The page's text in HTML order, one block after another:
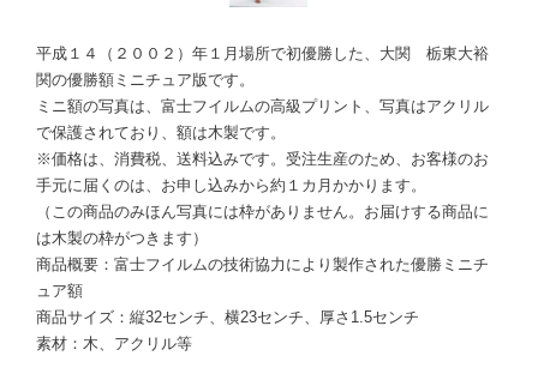
平成１４（２００２）年１月場所で初優勝した、大関 栃東大裕
関の優勝額ミニチュア版です。
ミニ額の写真は、富士フイルムの高級プリント、写真はアクリル
で保護されており、額は木製です。
※価格は、消費税、送料込みです。受注生産のため、お客様のお
手元に届くのは、お申し込みから約１カ月かかります。
（この商品のみほん写真には枠がありません。お届けする商品に
は木製の枠がつきます）
商品概要：富士フイルムの技術協力により製作された優勝ミニチ
ュア額
商品サイズ：縦32センチ、横23センチ、厚さ1.5センチ
素材：木、アクリル等